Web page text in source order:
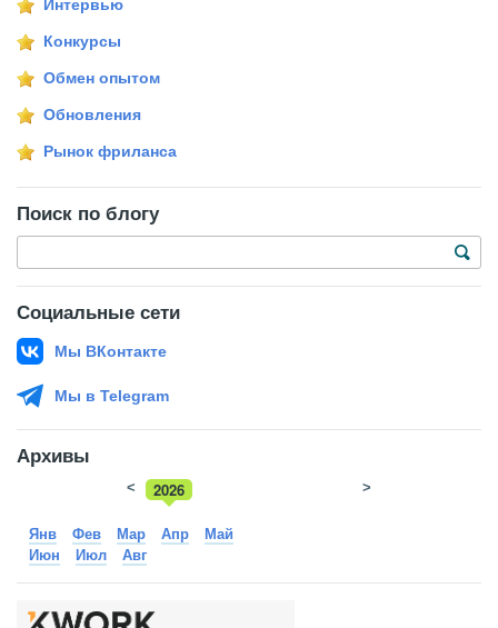
Интервью
Конкурсы
Обмен опытом
Обновления
Рынок фриланса
Поиск по блогу
Социальные сети
Мы ВКонтакте
Мы в Telegram
Архивы
2026
2025
< >
Янв Фев Мар Апр
Май
Июн
Июл Авг